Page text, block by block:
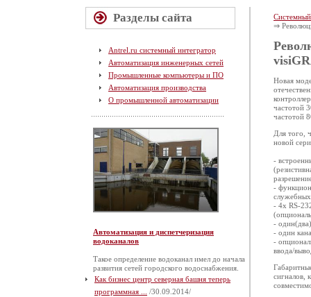
Разделы сайта
Antrel.ru системный интегратор
Автоматизация инженерных сетей
Промышленные компьютеры и ПО
Автоматизация производства
О промышленной автоматизации
Автоматизация и диспетчеризация
водоканалов
Такое определение водоканал имел до начала
развития сетей городского водоснабжения.
Как бизнес центр северная башня теперь
программная ...
/30.09.2014/
⇒
Новая
частотой
частотой
Для того,
новой
-
-
- 4x RS-
-
- один
-
ввода/
сигналов,